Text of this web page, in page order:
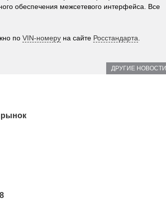
обеспечения межсетевого интерфейса. Все
по VIN-номеру на сайте Росстандарта
ДРУГИЕ НОВОСТИ
рынок